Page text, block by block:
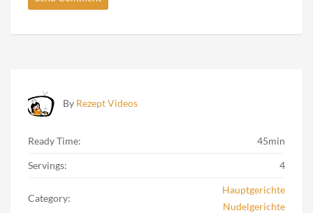
By Rezept Videos
Ready Time: 45min
Servings: 4
Category:
Hauptgerichte
Nudelgerichte